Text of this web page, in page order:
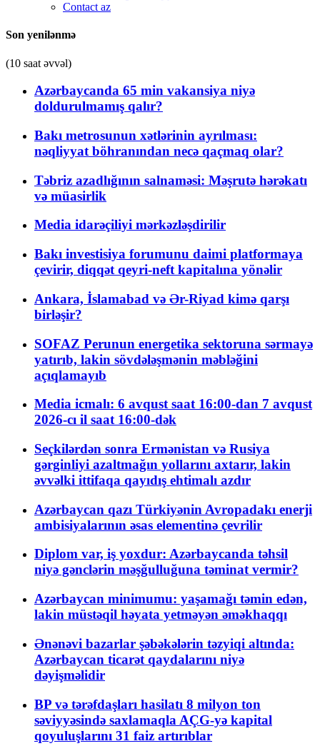
Contact az
Son yenilənmə
(10 saat əvvəl)
Azərbaycanda 65 min vakansiya niyə
doldurulmamış qalır?
Bakı metrosunun xətlərinin ayrılması:
nəqliyyat böhranından necə qaçmaq olar?
Təbriz azadlığının salnaməsi: Məşrutə hərəkatı
və müasirlik
Media idarəçiliyi mərkəzləşdirilir
Bakı investisiya forumunu daimi platformaya
çevirir, diqqət qeyri-neft kapitalına yönəlir
Ankara, İslamabad və Ər-Riyad kimə qarşı
birləşir?
SOFAZ Perunun energetika sektoruna sərmayə
yatırıb, lakin sövdələşmənin məbləğini
açıqlamayıb
Media icmalı: 6 avqust saat 16:00-dan 7 avqust
2026-cı il saat 16:00-dək
Seçkilərdən sonra Ermənistan və Rusiya
gərginliyi azaltmağın yollarını axtarır, lakin
əvvəlki ittifaqa qayıdış ehtimalı azdır
Azərbaycan qazı Türkiyənin Avropadakı enerji
ambisiyalarının əsas elementinə çevrilir
Diplom var, iş yoxdur: Azərbaycanda təhsil
niyə gənclərin məşğulluğuna təminat vermir?
Azərbaycan minimumu: yaşamağı təmin edən,
lakin müstəqil həyata yetməyən əməkhaqqı
Ənənəvi bazarlar şəbəkələrin təzyiqi altında:
Azərbaycan ticarət qaydalarını niyə
dəyişməlidir
BP və tərəfdaşları hasilatı 8 milyon ton
səviyyəsində saxlamaqla AÇG-yə kapital
qoyuluşlarını 31 faiz artırıblar